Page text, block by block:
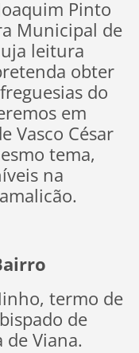
Pinto
Municipal de
leitura
obter
do
em
Vasco César
tema,
na
termo de
de
Viana.